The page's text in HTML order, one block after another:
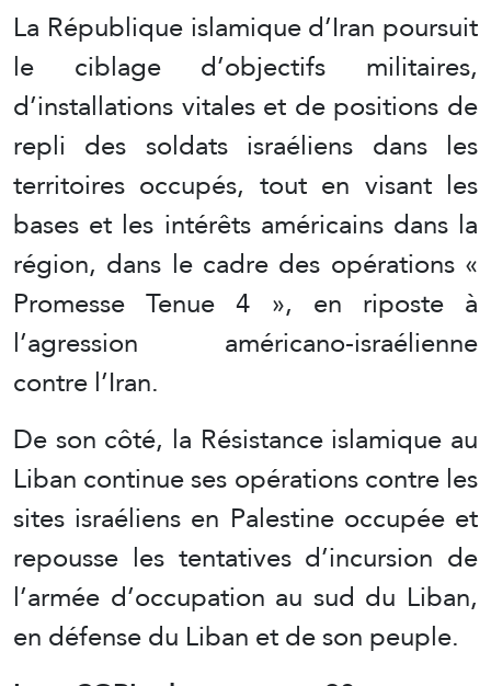
La République islamique d’Iran poursuit
le ciblage d’objectifs militaires,
d’installations vitales et de positions de
repli des soldats israéliens dans les
territoires occupés, tout en visant les
bases et les intérêts américains dans la
région, dans le cadre des opérations «
Promesse Tenue 4 », en riposte à
l’agression américano-israélienne
contre l’Iran.
De son côté, la Résistance islamique au
Liban continue ses opérations contre les
sites israéliens en Palestine occupée et
repousse les tentatives d’incursion de
l’armée d’occupation au sud du Liban,
en défense du Liban et de son peuple.